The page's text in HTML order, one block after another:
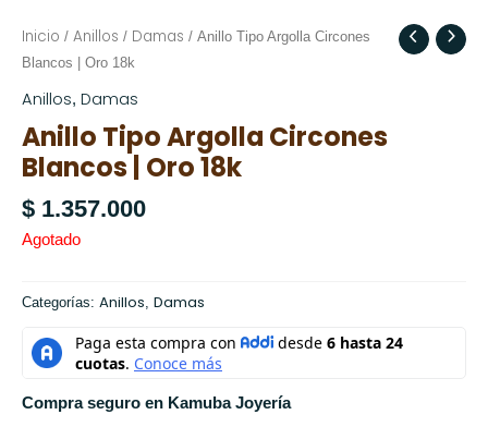
Inicio / Anillos / Damas / Anillo Tipo Argolla Circones
Blancos | Oro 18k
Anillos, Damas
Anillo Tipo Argolla Circones
Blancos | Oro 18k
$ 1.357.000
Agotado
Categorías: Anillos Damas
Compra seguro en Kamuba Joyería